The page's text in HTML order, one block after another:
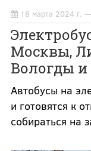
18 марта 2024 г.
Москвы,
Вологды и
Автобусы на
и готовятся к
собираться на